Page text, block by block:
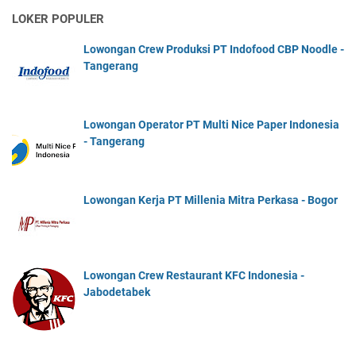
LOKER POPULER
Lowongan Crew Produksi PT Indofood CBP Noodle -
Tangerang
Lowongan Operator PT Multi Nice Paper Indonesia
- Tangerang
Lowongan Kerja PT Millenia Mitra Perkasa - Bogor
Lowongan Crew Restaurant KFC Indonesia -
Jabodetabek